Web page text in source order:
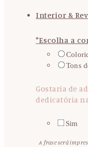
Interior &
*Escolha a
Tons
Gostaria de
dedicatória
Sim
A frase será